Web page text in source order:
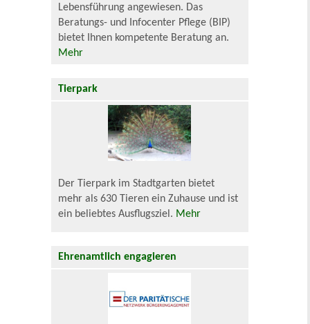
Lebensführung angewiesen. Das
Beratungs- und Infocenter Pflege (BIP)
bietet Ihnen kompetente Beratung an.
Mehr
Tierpark
Der Tierpark im Stadtgarten bietet
mehr als 630 Tieren ein Zuhause und ist
ein beliebtes Ausflugsziel. Mehr
Ehrenamtlich engagieren